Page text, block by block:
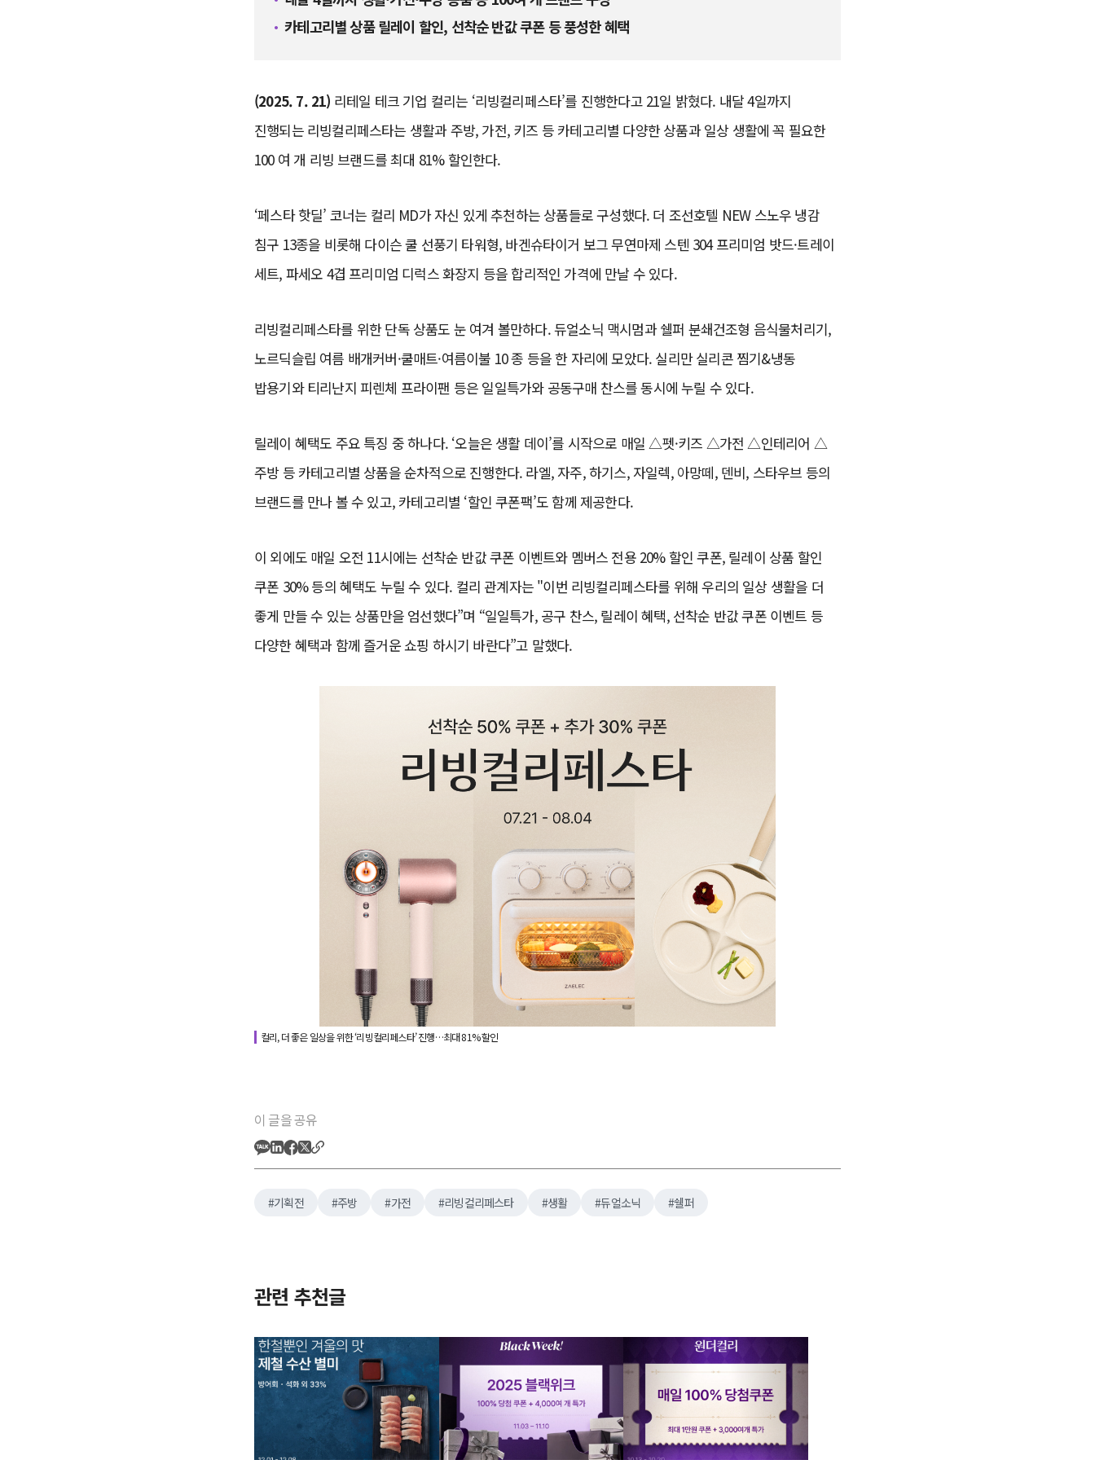
카테고리별 상품 릴레이 할인, 선착순 반값 쿠폰 등 풍성한 혜택
(2025. 7. 21) 리테일 테크 기업 컬리는 ‘리빙컬리페스타’를 진행한다고 21일 밝혔다. 내달 4일까지
진행되는 리빙컬리페스타는 생활과 주방, 가전, 키즈 등 카테고리별 다양한 상품과 일상 생활에 꼭 필요한
100 여 개 리빙 브랜드를 최대 81% 할인한다.
‘페스타 핫딜’ 코너는 컬리 MD가 자신 있게 추천하는 상품들로 구성했다. 더 조선호텔 NEW 스노우 냉감
침구 13종을 비롯해 다이슨 쿨 선풍기 타워형, 바겐슈타이거 보그 무연마제 스텐 304 프리미엄 밧드·트레이
세트, 파세오 4겹 프리미엄 디럭스 화장지 등을 합리적인 가격에 만날 수 있다.
리빙컬리페스타를 위한 단독 상품도 눈 여겨 볼만하다. 듀얼소닉 맥시멈과 쉘퍼 분쇄건조형 음식물처리기,
노르딕슬립 여름 배개커버·쿨매트·여름이불 10 종 등을 한 자리에 모았다. 실리만 실리콘 찜기&냉동
밥용기와 티리난지 피렌체 프라이팬 등은 일일특가와 공동구매 찬스를 동시에 누릴 수 있다.
릴레이 혜택도 주요 특징 중 하나다. ‘오늘은 생활 데이’를 시작으로 매일 △펫·키즈 △가전 △인테리어 △
주방 등 카테고리별 상품을 순차적으로 진행한다. 라엘, 자주, 하기스, 자일렉, 아망떼, 덴비, 스타우브 등의
브랜드를 만나 볼 수 있고, 카테고리별 ‘할인 쿠폰팩’도 함께 제공한다.
이 외에도 매일 오전 11시에는 선착순 반값 쿠폰 이벤트와 멤버스 전용 20% 할인 쿠폰, 릴레이 상품 할인
쿠폰 30% 등의 혜택도 누릴 수 있다. 컬리 관계자는 "이번 리빙컬리페스타를 위해 우리의 일상 생활을 더
좋게 만들 수 있는 상품만을 엄선했다”며 “일일특가, 공구 찬스, 릴레이 혜택, 선착순 반값 쿠폰 이벤트 등
다양한 혜택과 함께 즐거운 쇼핑 하시기 바란다”고 말했다.
컬리, 더 좋은 일상을 위한 ‘리빙컬리페스타’ 진행…최대 81% 할인
이 글을 공유
기획전 주방 가전 리빙컬리페스타 생활 듀얼소닉 쉘퍼
관련 추천글